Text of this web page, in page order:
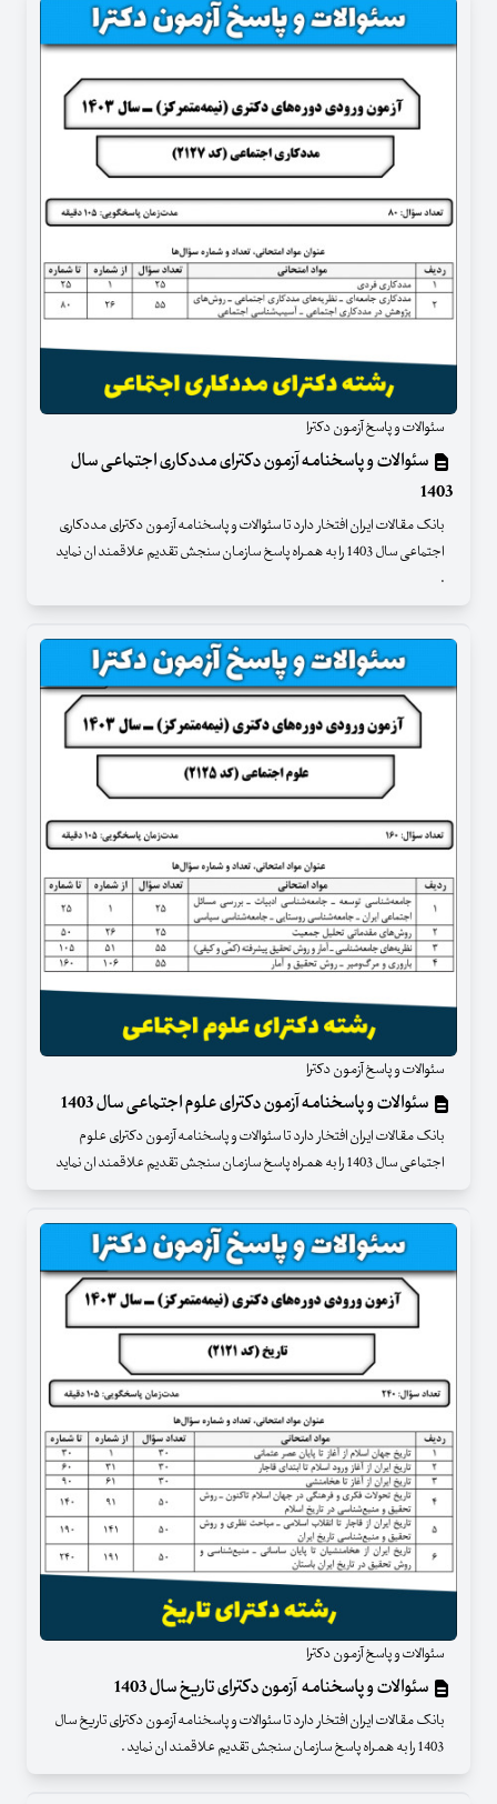
سئوالات و پاسخ آزمون دکترا
سئوالات و پاسخنامه آزمون دکترای مددکاری اجتماعی سال
1403
بانک مقالات ایران افتخار دارد تا سئوالات و پاسخنامه آزمون دکترای مددکاری
اجتماعی سال 1403 را به همراه پاسخ سازمان سنجش تقدیم علاقمند ان نماید
.
سئوالات و پاسخ آزمون دکترا
سئوالات و پاسخنامه آزمون دکترای علوم اجتماعی سال 1403
بانک مقالات ایران افتخار دارد تا سئوالات و پاسخنامه آزمون دکترای علوم
اجتماعی سال 1403 را به همراه پاسخ سازمان سنجش تقدیم علاقمند ان نماید
سئوالات و پاسخ آزمون دکترا
سئوالات و پاسخنامه آزمون دکترای تاریخ سال 1403
بانک مقالات ایران افتخار دارد تا سئوالات و پاسخنامه آزمون دکترای تاریخ سال
1403 را به همراه پاسخ سازمان سنجش تقدیم علاقمند ان نماید .